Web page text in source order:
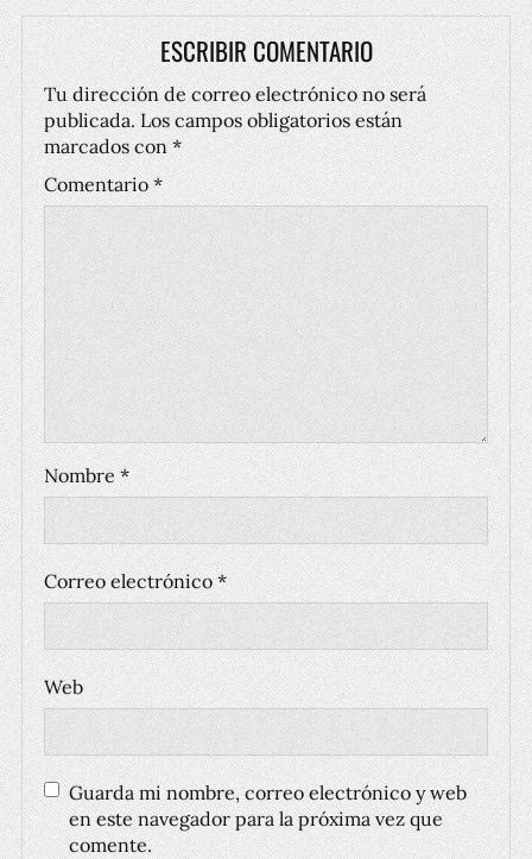
ESCRIBIR COMENTARIO
Tu dirección de correo electrónico no será
publicada. Los campos obligatorios están
marcados con*
Comentario*
Nombre*
Correo electrónico*
Web
Guarda mi nombre, correo electrónico y web
en este navegador para la próxima vez que
comente.